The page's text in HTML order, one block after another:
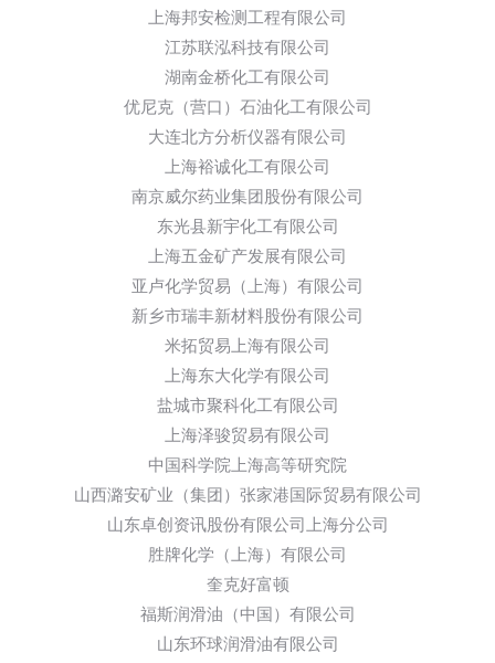
上海邦安检测工程有限公司
江苏联泓科技有限公司
湖南金桥化工有限公司
优尼克（营口）石油化工有限公司
大连北方分析仪器有限公司
上海裕诚化工有限公司
南京威尔药业集团股份有限公司
东光县新宇化工有限公司
上海五金矿产发展有限公司
亚卢化学贸易（上海）有限公司
新乡市瑞丰新材料股份有限公司
米拓贸易上海有限公司
上海东大化学有限公司
盐城市聚科化工有限公司
上海泽骏贸易有限公司
中国科学院上海高等研究院
山西潞安矿业（集团）张家港国际贸易有限公司
山东卓创资讯股份有限公司上海分公司
胜牌化学（上海）有限公司
奎克好富顿
福斯润滑油（中国）有限公司
山东环球润滑油有限公司